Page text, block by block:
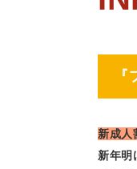
新成人
新年明